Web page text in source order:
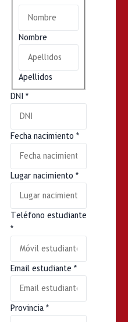
Nombre
Apellidos
DNI *
Fecha nacimiento *
Lugar nacimiento *
Teléfono estudiante
*
Email estudiante *
Provincia *